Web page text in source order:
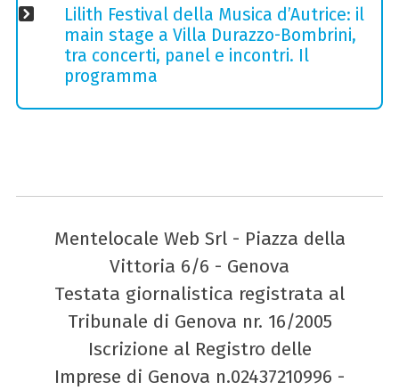
Lilith Festival della Musica d’Autrice: il
main stage a Villa Durazzo-Bombrini,
tra concerti, panel e incontri. Il
programma
Mentelocale Web Srl - Piazza della
Vittoria 6/6 - Genova
Testata giornalistica registrata al
Tribunale di Genova nr. 16/2005
Iscrizione al Registro delle
Imprese di Genova n.02437210996 -